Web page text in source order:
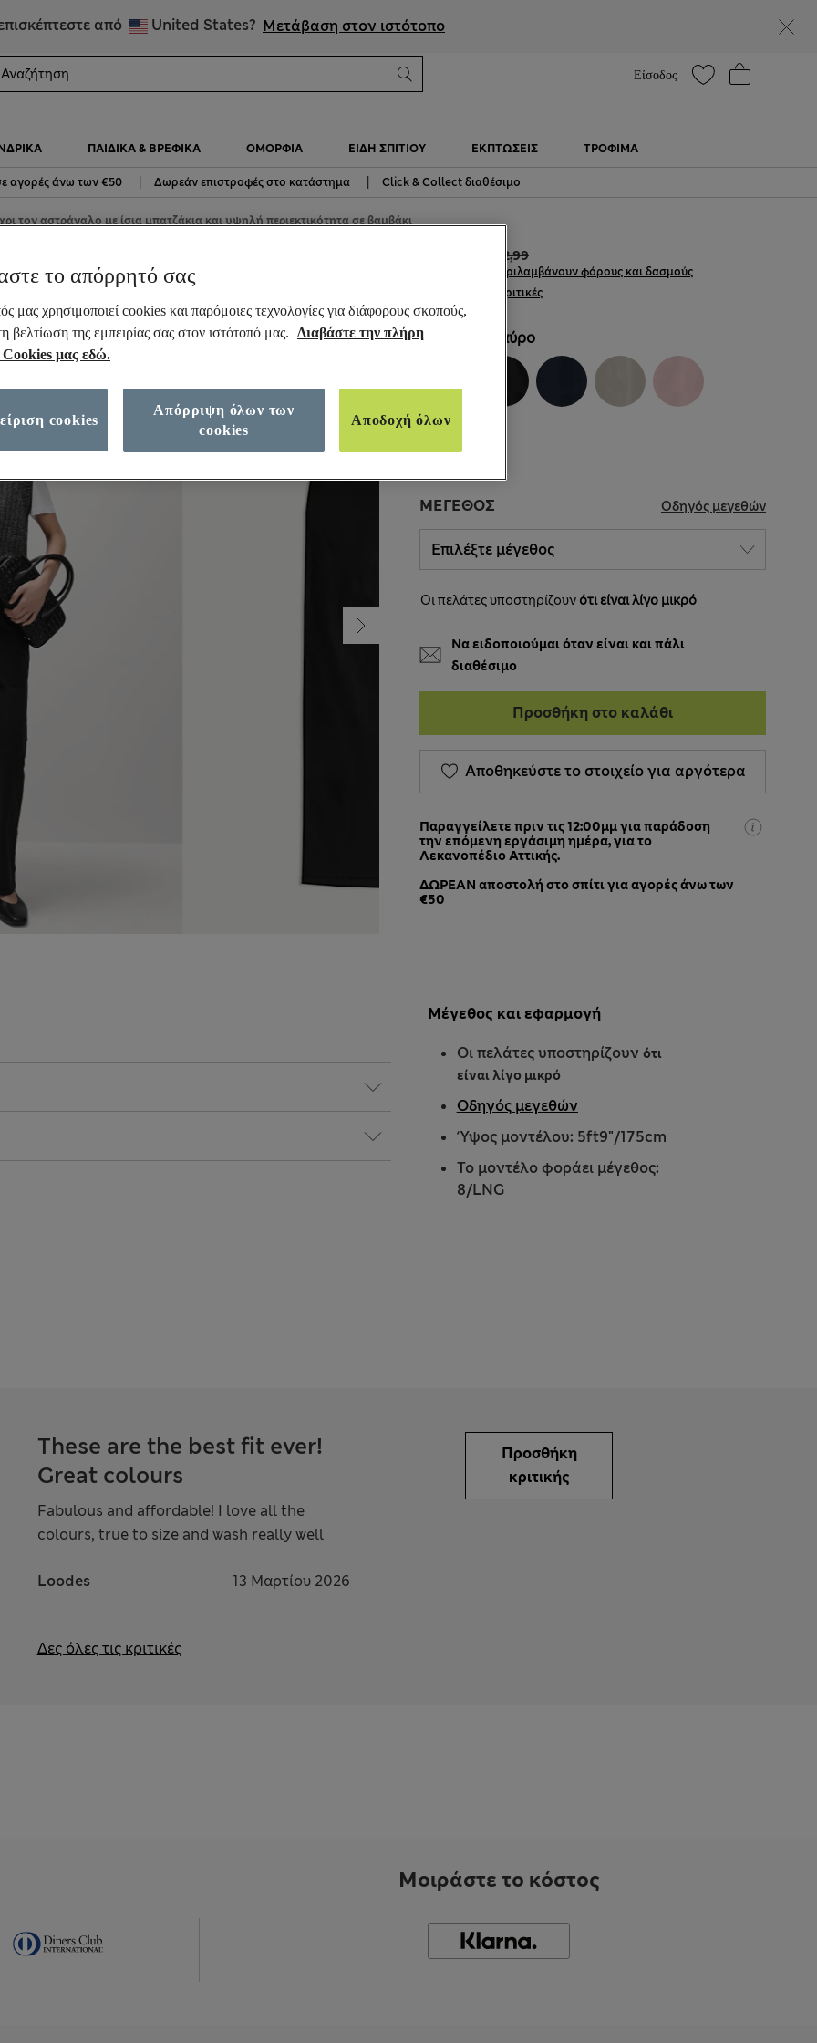
από United States? Μετάβαση στον ιστότοπο
Είσοδος
ΠΑΙΔΙΚΆ & ΒΡΕΦΙΚΆ ΟΜΟΡΦΙΆ ΕΊΔΗ ΣΠΙΤΙΟΎ ΕΚΠΤΩΣΕΙΣ ΤΡΌΦΙΜΑ
αγορές άνω των €50 | Δωρεάν επιστροφές στο κατάστημα | Click & Collect διαθέσιμο
τον αστράγαλο με ίσια μπατζάκια και υψηλή περιεκτικότητα σε βαμβάκι
ίσια μπατζάκια και
191 κριτικές
€32,99
Όλες οι τιμές περιλαμβάνουν φόρους και δασμούς
ΧΡΏΜΑ: Μαύρο
ΜΈΓΕΘΟΣ Οδηγός μεγεθών
Οι πελάτες υποστηρίζουν ότι είναι λίγο μικρό
Να ειδοποιούμαι όταν είναι και πάλι
διαθέσιμο
Προσθήκη στο καλάθι
Αποθηκεύστε το στοιχείο για αργότερα
Παραγγείλετε πριν τις 12:00μμ για παράδοση
την επόμενη εργάσιμη ημέρα, για το
Λεκανοπέδιο Αττικής.
ΔΩΡΕΑΝ αποστολή στο σπίτι για αγορές άνω των
€50
Μέγεθος και εφαρμογή
Οι πελάτες υποστηρίζουν ότι
είναι λίγο μικρό
Ύψος μοντέλου: 5ft9"/175cm
Το μοντέλο φοράει μέγεθος:
8/LNG
Οδηγός μεγεθών
These are the best fit ever!
Great colours
Fabulous and affordable! I love all the
colours, true to size and wash really well
Loodes 13 Μαρτίου 2026
Δες όλες τις κριτικές
Προσθήκη
κριτικής
Μοιράστε το κόστος
το απόρρητό σας
μας χρησιμοποιεί cookies και παρόμοιες τεχνολογίες για διάφορους σκοπούς,
βελτίωση της εμπειρίας σας στον ιστότοπό μας. Διαβάστε την πλήρη
Cookies μας εδώ.
Απόρριψη όλων των
cookies
Αποδοχή όλων
cookies